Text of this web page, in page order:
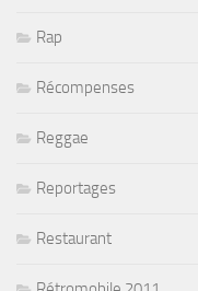
Rap
Récompenses
Reggae
Reportages
Restaurant